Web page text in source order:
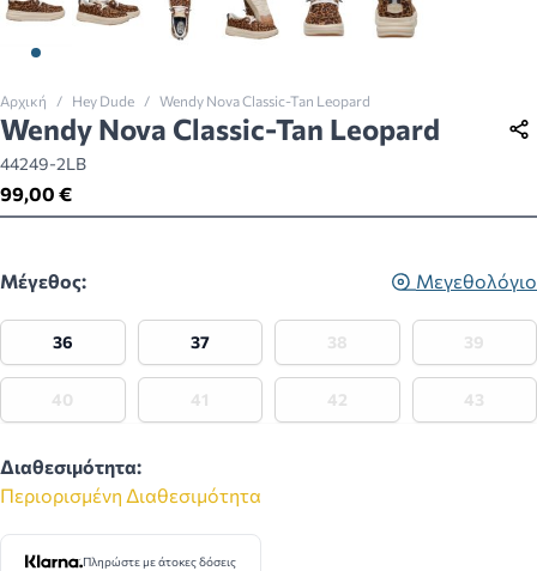
Αρχική / Hey Dude / Wendy Nova Classic-Tan Leopard
Wendy Nova Classic-Tan Leopard
44249-2LB
99,00 €
Μέγεθος: Μεγεθολόγιο
36 37 38 39
40 41 42 43
Διαθεσιμότητα:
Περιορισμένη Διαθεσιμότητα
Πληρώστε με άτοκες δόσεις